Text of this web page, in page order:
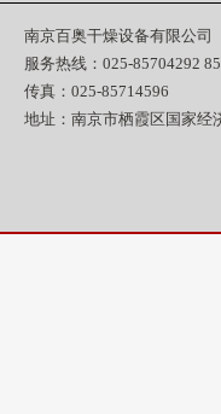
南京百奥干燥设备有限公司
服务热线：025-85704292
传真：025-85714596
地址：南京市栖霞区国家经